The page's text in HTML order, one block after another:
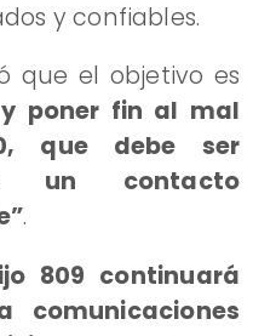
y confiables.
que el objetivo es
poner fin al mal
que debe ser
un contacto
.
809 continuará
comunicaciones